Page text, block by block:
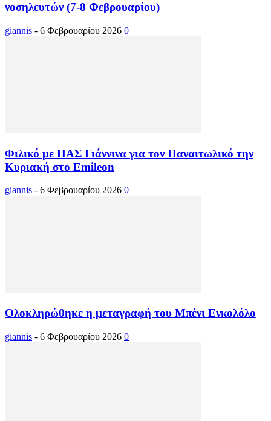
νοσηλευτών (7-8 Φεβρουαρίου)
giannis - 6 Φεβρουαρίου 2026 0
Φιλικό με ΠΑΣ Γιάννινα για τον Παναιτωλικό την
Κυριακή στο Emileon
giannis - 6 Φεβρουαρίου 2026 0
Ολοκληρώθηκε η μεταγραφή του Μπένι Ενκολόλο
giannis - 6 Φεβρουαρίου 2026 0